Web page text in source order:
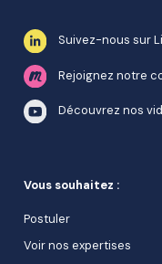
Suivez-nous sur
Rejoignez notre
Découvrez nos
Vous souhaitez :
Postuler
Voir nos expertises